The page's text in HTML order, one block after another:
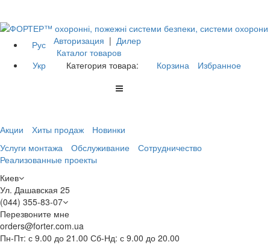
Рус
Укр
Авторизация | Дилер
Каталог товаров
Категория товара:
Корзина Избранное
Акции Хиты продаж
Новинки
Услуги монтажа
Обслуживание
Сотрудничество
Реализованные проекты
Киев
Ул. Дашавская 25
(044) 355-83-07
Перезвоните мне
orders@forter.com.ua
Пн-Пт: с 9.00 до 21.00 Сб-Нд: с 9.00 до 20.00